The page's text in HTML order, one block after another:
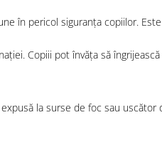
în pericol siguranța copiilor.
Copiii pot învăța să
la surse de foc sau